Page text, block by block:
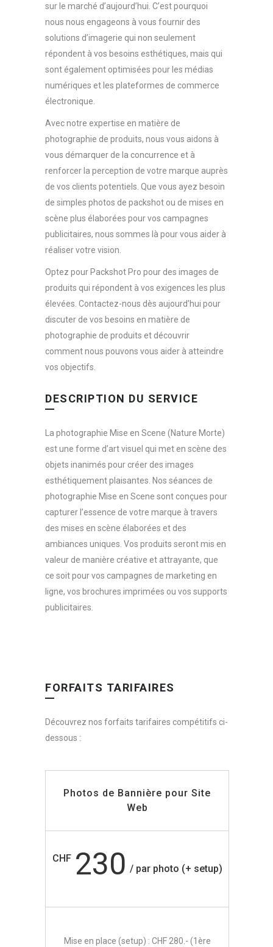
sur le marché d’aujourd’hui. C’est pourquoi
nous nous engageons à vous fournir des
solutions d’imagerie qui non seulement
répondent à vos besoins esthétiques, mais qui
sont également optimisées pour les médias
numériques et les plateformes de commerce
électronique.
Avec notre expertise en matière de
photographie de produits, nous vous aidons à
vous démarquer de la concurrence et à
renforcer la perception de votre marque auprès
de vos clients potentiels. Que vous ayez besoin
de simples photos de packshot ou de mises en
scène plus élaborées pour vos campagnes
publicitaires, nous sommes là pour vous aider à
réaliser votre vision.
Optez pour Packshot Pro pour des images de
produits qui répondent à vos exigences les plus
élevées. Contactez-nous dès aujourd’hui pour
discuter de vos besoins en matière de
photographie de produits et découvrir
comment nous pouvons vous aider à atteindre
vos objectifs.
DESCRIPTION DU SERVICE
La photographie Mise en Scene (Nature Morte)
est une forme d’art visuel qui met en scène des
objets inanimés pour créer des images
esthétiquement plaisantes. Nos séances de
photographie Mise en Scene sont conçues pour
capturer l’essence de votre marque à travers
des mises en scène élaborées et des
ambiances uniques. Vos produits seront mis en
valeur de manière créative et attrayante, que
ce soit pour vos campagnes de marketing en
ligne, vos brochures imprimées ou vos supports
publicitaires.
FORFAITS TARIFAIRES
Découvrez nos forfaits tarifaires compétitifs ci-
dessous :
Photos de Bannière pour Site
Web
CHF 230 / par photo (+ setup)
Mise en place (setup) : CHF 280.- (1ère